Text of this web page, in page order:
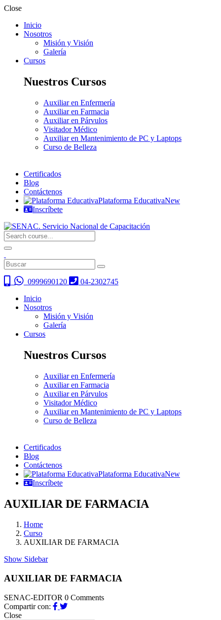
Close
Inicio
Nosotros
Misión y Visión
Galería
Cursos
Nuestros Cursos
Auxiliar en Enfermería
Auxiliar en Farmacia
Auxiliar en Párvulos
Visitador Médico
Auxiliar en Mantenimiento de PC y Laptops
Curso de Belleza
Certificados
Blog
Contáctenos
Plataforma EducativaNew
Inscríbete
0999690120
04-2302745
Inicio
Nosotros
Misión y Visión
Galería
Cursos
Nuestros Cursos
Auxiliar en Enfermería
Auxiliar en Farmacia
Auxiliar en Párvulos
Visitador Médico
Auxiliar en Mantenimiento de PC y Laptops
Curso de Belleza
Certificados
Blog
Contáctenos
Plataforma EducativaNew
Inscríbete
AUXILIAR DE FARMACIA
Home
Curso
AUXILIAR DE FARMACIA
Show Sidebar
AUXILIAR DE FARMACIA
SENAC-EDITOR 0 Comments
Compartir con:
Close